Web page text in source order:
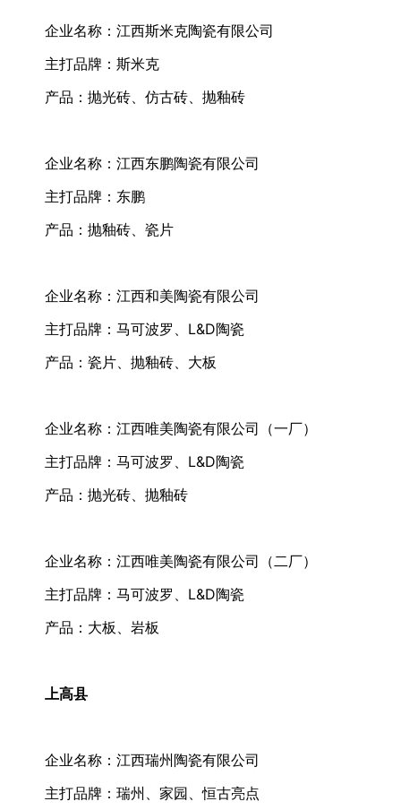
企业名称：江西斯米克陶瓷有限公司
主打品牌：斯米克
产品：抛光砖、仿古砖、抛釉砖
企业名称：江西东鹏陶瓷有限公司
主打品牌：东鹏
产品：抛釉砖、瓷片
企业名称：江西和美陶瓷有限公司
主打品牌：马可波罗、L&D陶瓷
产品：瓷片、抛釉砖、大板
企业名称：江西唯美陶瓷有限公司（一厂）
主打品牌：马可波罗、L&D陶瓷
产品：抛光砖、抛釉砖
企业名称：江西唯美陶瓷有限公司（二厂）
主打品牌：马可波罗、L&D陶瓷
产品：大板、岩板
上高县
企业名称：江西瑞州陶瓷有限公司
主打品牌：瑞州、家园、恒古亮点